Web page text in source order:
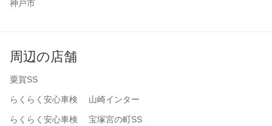
神戸市
周辺の店舗
粟賀SS
らくらく安心車検 山崎インター
らくらく安心車検 宝塚宮の町SS